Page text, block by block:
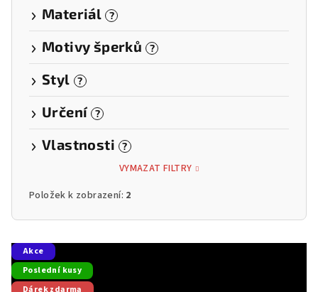
Materiál ?
Motivy šperků ?
Styl ?
Určení ?
Vlastnosti ?
VYMAZAT FILTRY
Položek k zobrazení: 2
V
ý
p
Akce
Poslední kusy